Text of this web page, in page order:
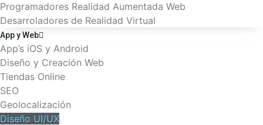
Programadores Realidad Aumentada Web
Desarroladores de Realidad Virtual
App y Web
App’s iOS y Android
Diseño y Creación Web
Tiendas Online
SEO
Geolocalización
Diseño UI/UX